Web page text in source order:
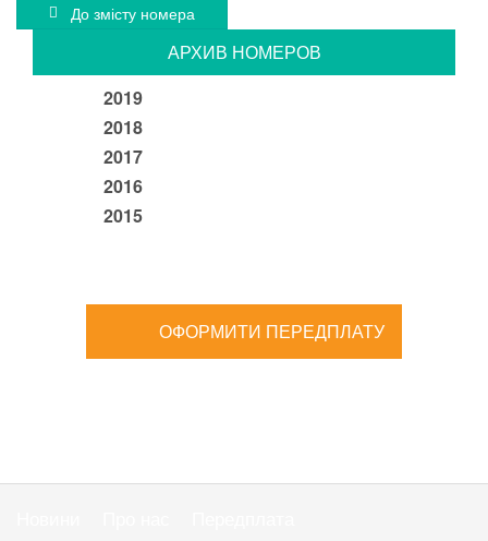
До змісту номера
АРХИВ НОМЕРОВ
2019
2018
2017
2016
2015
ОФОРМИТИ ПЕРЕДПЛАТУ